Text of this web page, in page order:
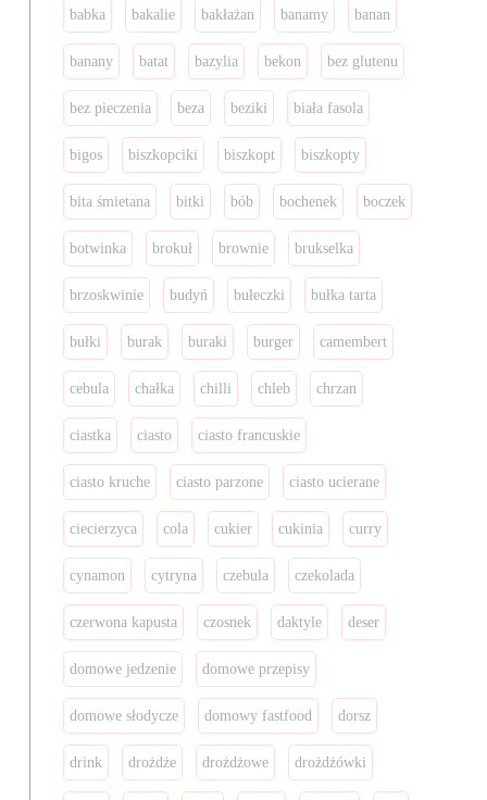
babka bakalie bakłażan banamy banan
banany batat bazylia bekon bez glutenu
bez pieczenia beza beziki biała fasola
bigos biszkopciki biszkopt biszkopty
bita śmietana bitki bób bochenek boczek
botwinka brokuł brownie brukselka
brzoskwinie budyń bułeczki bułka tarta
bułki burak buraki burger camembert
cebula chałka chilli chleb chrzan
ciastka ciasto ciasto francuskie
ciasto kruche ciasto parzone ciasto ucierane
ciecierzyca cola cukier cukinia curry
cynamon cytryna czebula czekolada
czerwona kapusta czosnek daktyle deser
domowe jedzenie domowe przepisy
domowe słodycze domowy fastfood dorsz
drink drożdże drożdżowe drożdżówki